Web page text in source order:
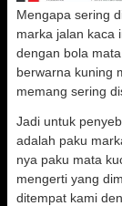
Mengapa sering
marka jalan kaca
dengan bola
berwarna kuning
memang sering
Jadi untuk
adalah paku
nya paku mata
mengerti yang
ditempat kami